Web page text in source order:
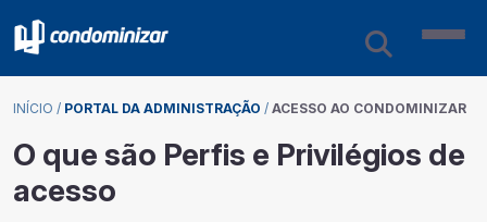
INÍCIO / PORTAL DA ADMINISTRAÇÃO / ACESSO AO CONDOMINIZAR
O que são Perfis e Privilégios de
acesso